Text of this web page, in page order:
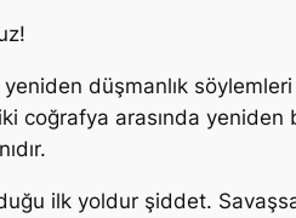
düşmanlık
coğrafya arasında yeniden
ilk yoldur şiddet.